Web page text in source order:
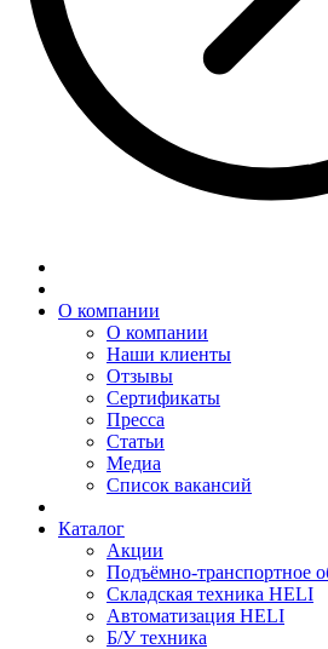
О компании
О компании
Наши клиенты
Отзывы
Сертификаты
Пресса
Статьи
Медиа
Список вакансий
Каталог
Акции
Подъёмно-транспортное
Складская техника HELI
Автоматизация HELI
Б/У техника